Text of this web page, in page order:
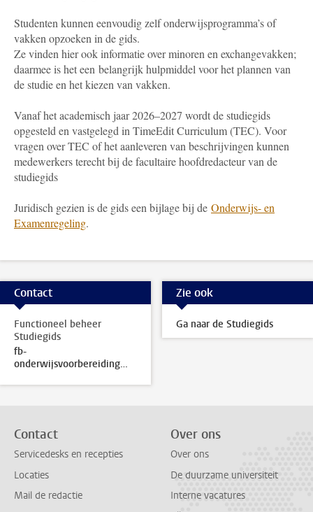
Studenten kunnen eenvoudig zelf onderwijsprogramma’s of
vakken opzoeken in de gids.
Ze vinden hier ook informatie over minoren en exchangevakken;
daarmee is het een belangrijk hulpmiddel voor het plannen van
de studie en het kiezen van vakken.
Vanaf het academisch jaar 2026–2027 wordt de studiegids
opgesteld en vastgelegd in TimeEdit Curriculum (TEC). Voor
vragen over TEC of het aanleveren van beschrijvingen kunnen
medewerkers terecht bij de facultaire hoofdredacteur van de
studiegids
Juridisch gezien is de gids een bijlage bij de Onderwijs- en
Examenregeling.
Contact
Functioneel beheer
Studiegids
fb-
onderwijsvoorbereiding@sea.leidenuniv.nl
Zie ook
Ga naar de Studiegids
Contact
Servicedesks en recepties
Locaties
Mail de redactie
Over ons
Over ons
De duurzame universiteit
Interne vacatures